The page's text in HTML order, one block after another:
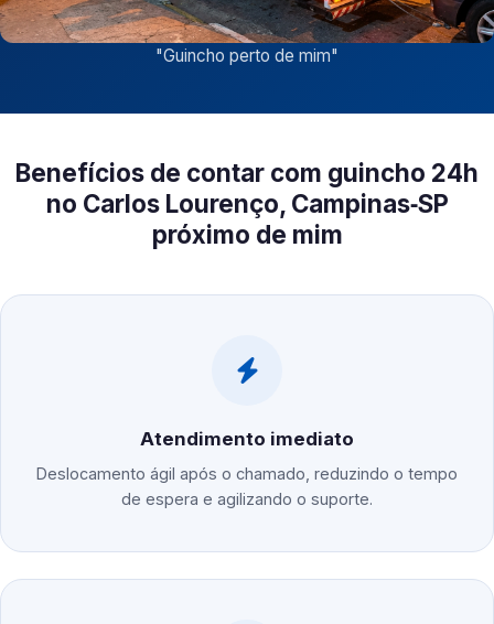
"Guincho perto de mim"
Benefícios de contar com guincho 24h
no Carlos Lourenço, Campinas‑SP
próximo de mim
Atendimento imediato
Deslocamento ágil após o chamado, reduzindo o tempo
de espera e agilizando o suporte.